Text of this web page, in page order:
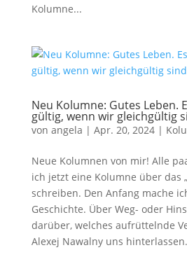
Kolumne...
Neu Kolumne: Gutes Leben.
gültig, wenn wir gleichgültig
von angela | Apr. 20, 2024|
Neue Kolumnen von mir! Alle
ich jetzt eine Kolumne über das
schreiben. Den Anfang mache
Geschichte. Über Weg- oder
darüber, welches aufrüttelnde
Alexej Nawalny uns